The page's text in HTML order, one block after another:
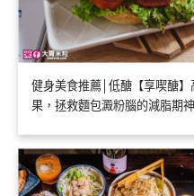
健身美食推薦│低醣【享喫醣
果，拯救麵包澱粉腦的減脂期神